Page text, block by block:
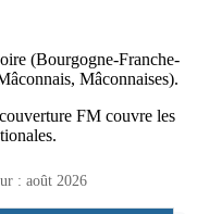
(Bourgogne-Franche-
Mâconnaises).
FM couvre les
: août 2026